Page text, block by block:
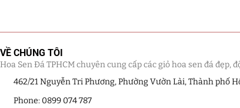
Quà
VỀ CHÚNG TÔI
Hoa Sen Đá TPHCM chuyên cung cấp các giỏ hoa sen đá
462/21 Nguyễn Tri Phương, Phường Vườn Lài, Thành phố
Phone: 0899 074 787